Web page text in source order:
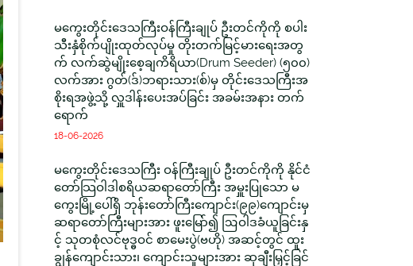
မကွေးတိုင်းဒေသကြီးဝန်ကြီးချုပ် ဦးတင်ကိုကို စပါး
သီးနှံစိုက်ပျိုးထုတ်လုပ်မှု တိုးတက်မြင့်မားရေးအတွ
က် လက်ဆွဲမျိုးစေ့ချကိရိယာ(Drum Seeder) (၅၀၀)
လက်အား ဂွတ်(ဒ်)ဘရားသား(စ်)မှ တိုင်းဒေသကြီးအ
စိုးရအဖွဲ့သို့ လှူဒါန်းပေးအပ်ခြင်း အခမ်းအနား တက်
ရောက်
18-06-2026
မကွေးတိုင်းဒေသကြီး ဝန်ကြီးချုပ် ဦးတင်ကိုကို နိုင်ငံ
တော်သြဝါဒါစရိယဆရာတော်ကြီး အမှူးပြုသော မ
ကွေးမြို့ပေါ်ရှိ ဘုန်းတော်ကြီးကျောင်း(၉၉)ကျောင်းမှ
ဆရာတော်ကြီးများအား ဖူးမြော်၍ ဩဝါဒခံယူခြင်းနှ
င့် သုတစုံလင်ဗုဒ္ဓဝင် စာမေးပွဲ(ဗဟို) အဆင့်တွင် ထူး
ချွန်ကျောင်းသား၊ ကျောင်းသူများအား ဆုချီးမြှင့်ခြင်